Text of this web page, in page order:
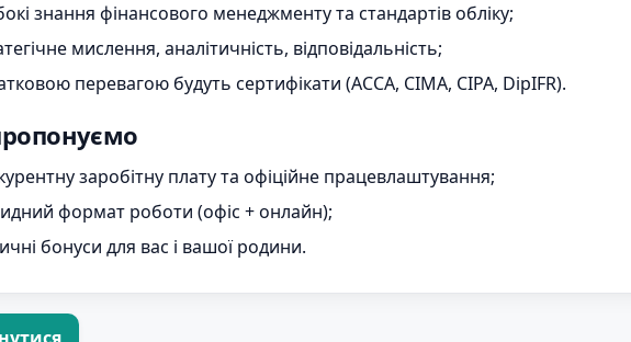
знання фінансового менеджменту та стандартів обліку;
мислення, аналітичність, відповідальність;
перевагою будуть сертифікати (ACCA, CIMA, CIPA, DipIFR).
заробітну плату та офіційне працевлаштування;
формат роботи (офіс + онлайн);
бонуси для вас і вашої родини.